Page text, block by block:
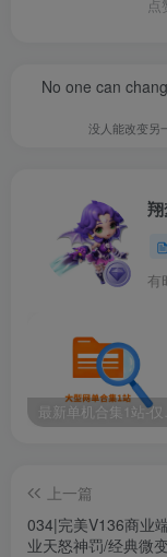
点
No one can
没人能改变另
有
上一篇
034|完美V136商业
业天怒神罚/经典微